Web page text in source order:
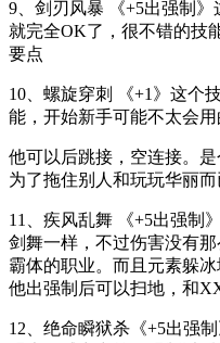
9、剑刃风暴 《+5出强制》
就完全OK了，很不错的技
要点
10、螺旋穿刺 《+1》这个
能，开始新手可能不太会用
他可以后跳接，空连接。
为了拖住别人和玩玩华丽而
11、疾风乱舞 《+5出强制
剑舞一样，不过伤害没有
霸体的职业。而且元素躲
他出强制后可以扫地，和
12、绝命瞬狱杀《+5出强